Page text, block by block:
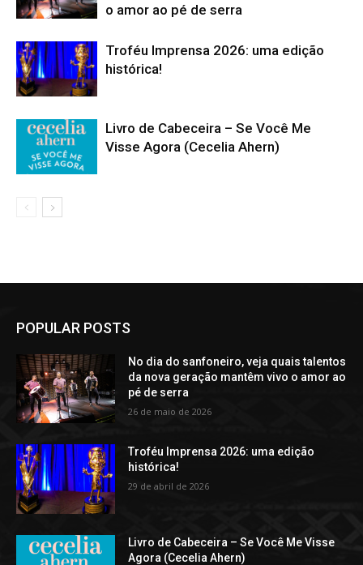
o amor ao pé de serra
Troféu Imprensa 2026: uma edição
histórica!
Livro de Cabeceira – Se Você Me
Visse Agora (Cecelia Ahern)
POPULAR POSTS
No dia do sanfoneiro, veja quais talentos
da nova geração mantêm vivo o amor ao
pé de serra
26 de maio de 2026
Troféu Imprensa 2026: uma edição
histórica!
29 de abril de 2026
Livro de Cabeceira – Se Você Me Visse
Agora (Cecelia Ahern)